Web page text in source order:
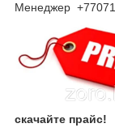
Менеджер
скачайте прайс!